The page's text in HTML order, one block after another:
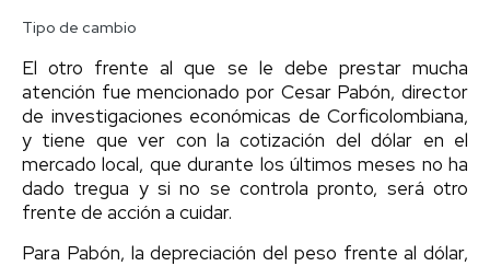
Tipo de cambio
El otro frente al que se le debe prestar mucha
atención fue mencionado por Cesar Pabón, director
de investigaciones económicas de Corficolombiana,
y tiene que ver con la cotización del dólar en el
mercado local, que durante los últimos meses no ha
dado tregua y si no se controla pronto, será otro
frente de acción a cuidar.
Para Pabón, la depreciación del peso frente al dólar,